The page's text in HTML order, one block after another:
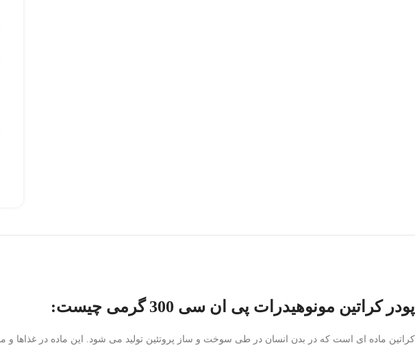
پودر کراتین مونوهیدرات پی ان سی 300 گرمی چیست: